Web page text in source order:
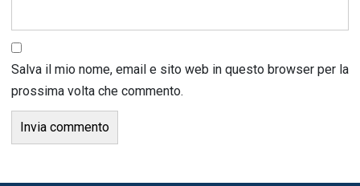
Salva il mio nome, email e sito web in questo browser per la
prossima volta che commento.